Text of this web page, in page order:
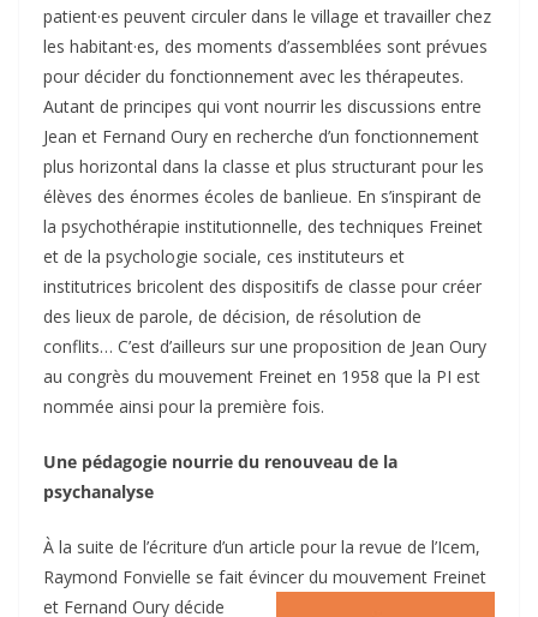
patient·es peuvent circuler dans le village et travailler chez
les habitant·es, des moments d’assemblées sont prévues
pour décider du fonctionnement avec les thérapeutes.
Autant de principes qui vont nourrir les discussions entre
Jean et Fernand Oury en recherche d’un fonctionnement
plus horizontal dans la classe et plus structurant pour les
élèves des énormes écoles de banlieue. En s’inspirant de
la psychothérapie institutionnelle, des techniques Freinet
et de la psychologie sociale, ces instituteurs et
institutrices bricolent des dispositifs de classe pour créer
des lieux de parole, de décision, de résolution de
conflits… C’est d’ailleurs sur une proposition de Jean Oury
au congrès du mouvement Freinet en 1958 que la PI est
nommée ainsi pour la première fois.
Une pédagogie nourrie du renouveau de la
psychanalyse
À la suite de l’écriture d’un article pour la revue de l’Icem,
Raymond Fonvielle se fait évincer du mouvement Freinet
et Fernand Oury décide